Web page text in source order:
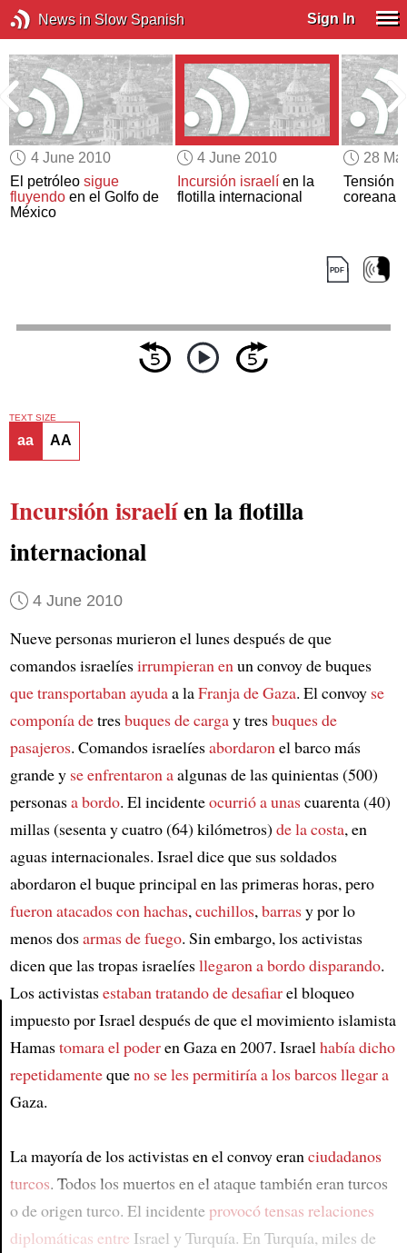
News in Slow Spanish Sign In
4 June 2010
El petróleosigue
fluyendo en el Golfo de
México
4 June 2010
Incursión israelí en la
flotilla internacional
28
Tensión
coreana
Article
TEXT SIZE
aa AA
Incursión israelíen la flotilla
internacional
4 June 2010
Nueve personas murieron el lunes después de que
comandos israelíesirrumpieran enun convoy de buques
que transportaban ayudaa laFranja de Gaza. El convoy se
componía detresbuques de cargay tresbuques de
pasajeros. Comandos israelíesabordaronel barco más
grande y se enfrentaron aalgunas de las quinientas (500)
personasa bordo. El incidenteocurrió a unascuarenta (40)
millas (sesenta y cuatro (64) kilómetros) de la costa, en
aguas internacionales. Israel dice que sus soldados
abordaron el buque principal en las primeras horas, pero
fueron atacados conhachas,cuchillos,barrasy por lo
menos dosarmas de fuego. Sin embargo, los activistas
dicen que las tropas israelíesllegaron a bordo disparando.
Los activistasestaban tratando de desafiarel bloqueo
impuesto por Israel después de que el movimiento islamista
Hamastomara el poderen Gaza en 2007. Israelhabía dicho
repetidamentequeno se les permitiría a los barcos llegar a
Gaza.
La mayoría de los activistas en el convoy eranciudadanos
turcos. Todos los muertos en el ataque también eran turcos
o de origen turco. El incidente provocó tensas relaciones
diplomáticas entre Israel y Turquía. En Turquía, miles de